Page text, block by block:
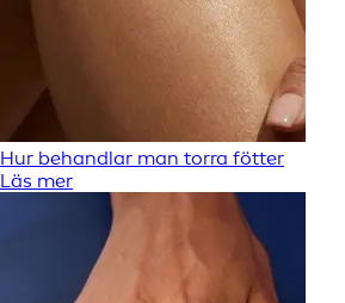
Hur behandlar man torra fötter
Läs mer